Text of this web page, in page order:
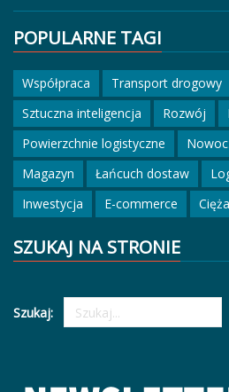
POPULARNE TAGI
Współpraca Transport drogowy
Sztuczna inteligencja
Rozwój
Powierzchnie logistyczne
Magazyn
Łańcuch dostaw
Inwestycja
E-commerce
SZUKAJ NA STRONIE
Szukaj: